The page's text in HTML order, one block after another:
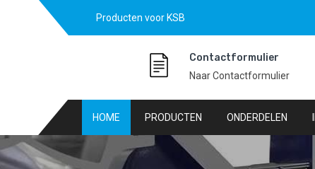
Producten voor KSB
Contactformulier
Naar Contactformulier
HOME PRODUCTEN ONDERDELEN